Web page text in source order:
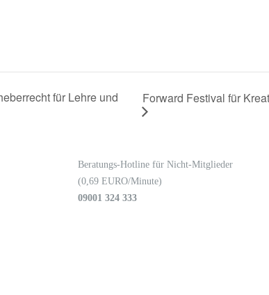
für Lehre und
Forward Festival für
Beratungs-Hotline für Nicht-Mitglieder
(0,69 EURO/Minute)
09001 324 333